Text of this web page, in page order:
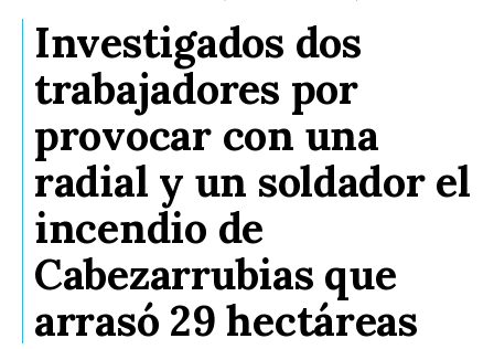
Investigados dos
trabajadores por
provocar con una
radial y un soldador el
incendio de
Cabezarrubias que
arrasó 29 hectáreas